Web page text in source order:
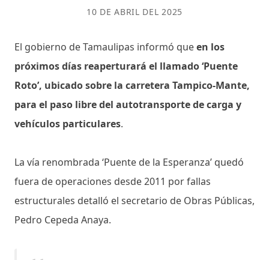
10 DE ABRIL DEL 2025
El gobierno de Tamaulipas informó queen los
próximos días reaperturará el llamado ‘Puente
Roto’, ubicado sobre la carretera Tampico-Mante,
para el paso libre del autotransporte de carga y
vehículos particulares.
La vía renombrada ‘Puente de la Esperanza’ quedó
fuera de operaciones desde 2011 por fallas
estructurales detalló el secretario de Obras Públicas,
Pedro Cepeda Anaya.